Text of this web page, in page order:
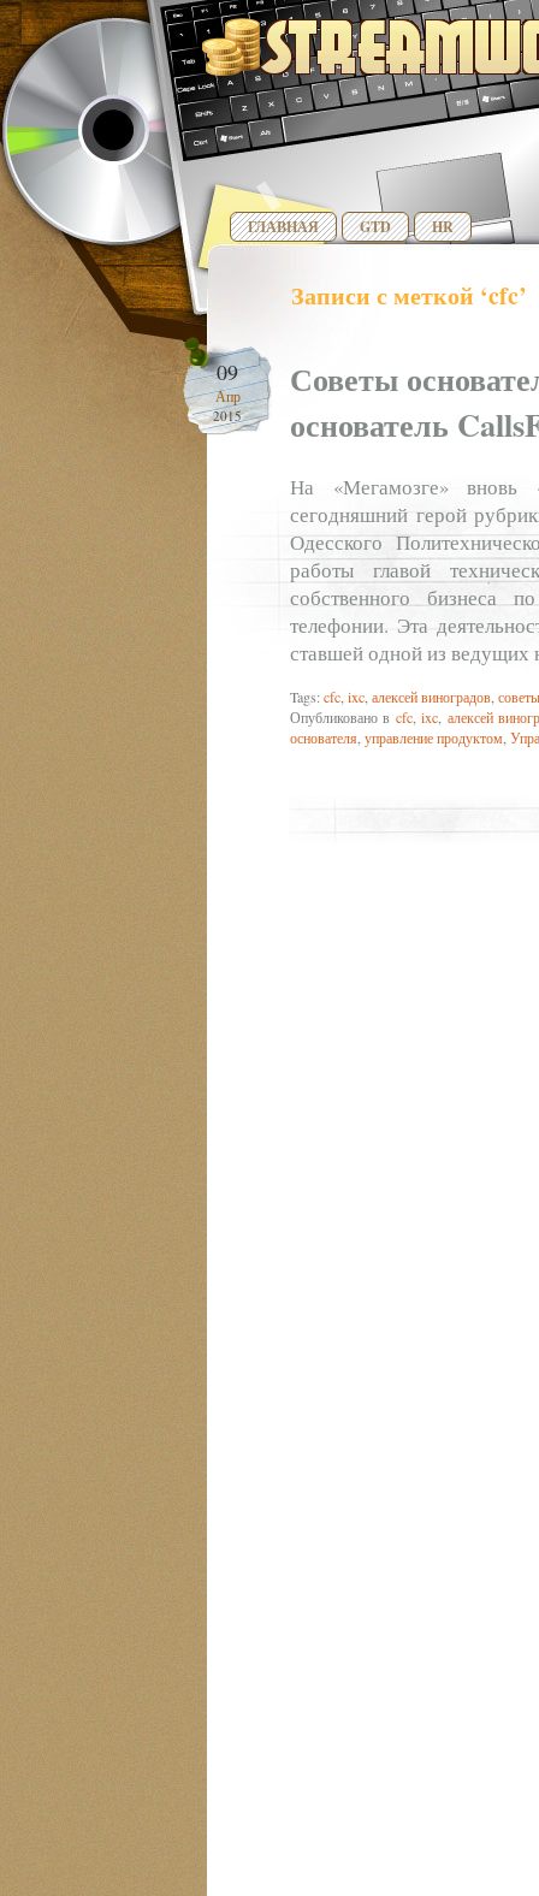
ГЛАВНАЯ GTD HR
Записи с меткой ‘cfc’
09
Апр
2015
Советы
основатель
На «Мегамозге» вновь
сегодняшний герой
Одесского
работы главой
собственного бизнеса
телефонии. Эта
ставшей одной из
Tags: cfc ixc алексей виноградов
Опубликовано в cfc,ixc алексей
основателя управление продуктом